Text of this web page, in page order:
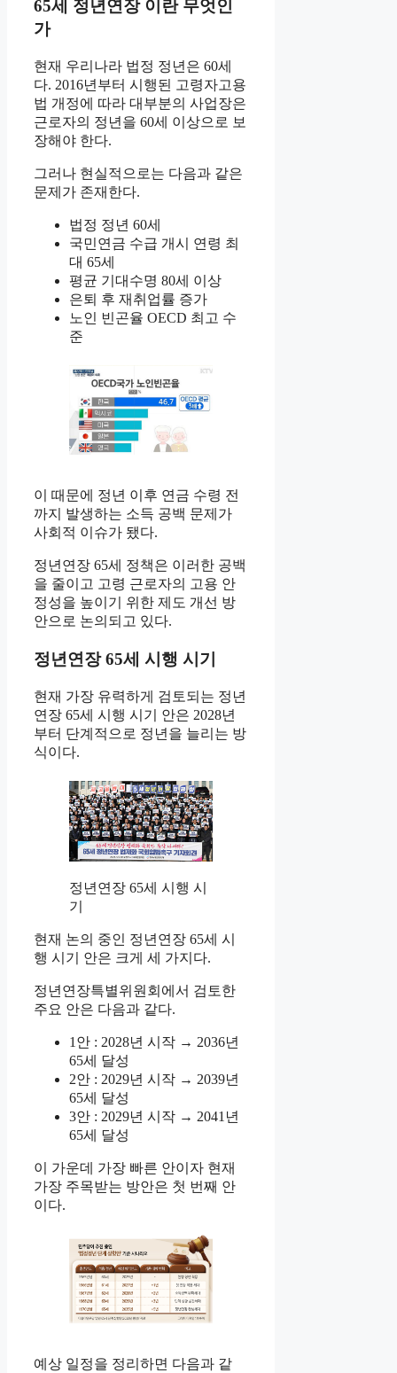
65세 정년연장 이란 무엇인
가
현재 우리나라 법정 정년은 60세
다. 2016년부터 시행된 고령자고용
법 개정에 따라 대부분의 사업장은
근로자의 정년을 60세 이상으로 보
장해야 한다.
그러나 현실적으로는 다음과 같은
문제가 존재한다.
법정 정년 60세
국민연금 수급 개시 연령 최
대 65세
평균 기대수명 80세 이상
은퇴 후 재취업률 증가
노인 빈곤율 OECD 최고 수
준
이 때문에 정년 이후 연금 수령 전
까지 발생하는 소득 공백 문제가
사회적 이슈가 됐다.
정년연장 65세 정책은 이러한 공백
을 줄이고 고령 근로자의 고용 안
정성을 높이기 위한 제도 개선 방
안으로 논의되고 있다.
정년연장 65세 시행 시기
현재 가장 유력하게 검토되는 정년
연장 65세 시행 시기 안은 2028년
부터 단계적으로 정년을 늘리는 방
식이다.
정년연장 65세 시행 시
기
현재 논의 중인 정년연장 65세 시
행 시기 안은 크게 세 가지다.
정년연장특별위원회에서 검토한
주요 안은 다음과 같다.
1안 : 2028년 시작 → 2036년
65세 달성
2안 : 2029년 시작 → 2039년
65세 달성
3안 : 2029년 시작 → 2041년
65세 달성
이 가운데 가장 빠른 안이자 현재
가장 주목받는 방안은 첫 번째 안
이다.
예상 일정을 정리하면 다음과 같